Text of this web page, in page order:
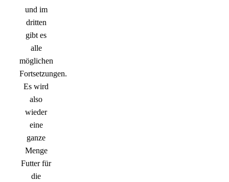
und im
dritten
gibt es
alle
möglichen
Fortsetzungen.
Es wird
also
wieder
eine
ganze
Menge
Futter für
die